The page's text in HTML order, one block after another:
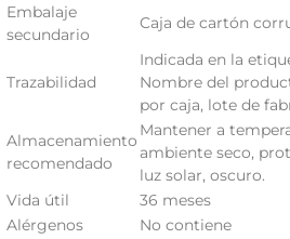
Embalaje
secundario
Caja de cartón
Trazabilidad
Indicada en la
Nombre del
por caja, lote de
Almacenamiento
recomendado
Mantener a
ambiente seco,
luz solar, oscuro.
Vida útil
36 meses
Alérgenos
No contiene